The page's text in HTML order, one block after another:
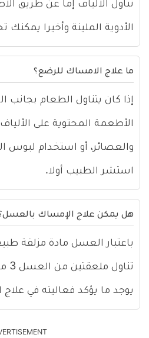
تناول الألياف إما عن طريق
الأدوية الملينة وأخيرا يمكنك
ما علاج الامساك للرضع؟
إذا كان يتناول الطعام بجانب
الأطعمة المحتوية على
والعصائر، أو استخدام لبوس
استشر الطبيب أولا.
هل يمكن علاج الإمساك
باعتبار العسل مادة مزلقة
يوجد ما يؤكد فعاليته في